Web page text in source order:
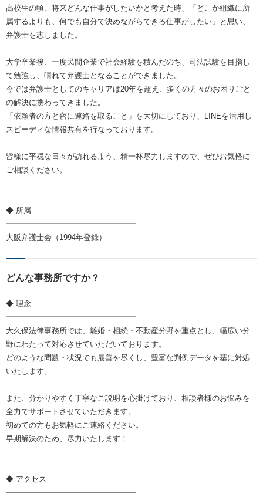
高校生の頃、将来どんな仕事がしたいかと考えた時、「どこか組織に所
属するよりも、何でも自分で決めながらできる仕事がしたい」と思い、
弁護士を志しました。
大学卒業後、一度民間企業で社会経験を積んだのち、司法試験を目指し
て勉強し、晴れて弁護士となることができました。
今では弁護士としてのキャリアは20年を超え、多くの方々のお困りごと
の解決に携わってきました。
「依頼者の方と密に連絡を取ること」を大切にしており、LINEを活用し
スピーディな情報共有を行なっております。
皆様に平穏な日々が訪れるよう、精一杯尽力しますので、ぜひお気軽に
ご相談ください。
◆ 所属
━━━━━━━━━━━━━━━━━
大阪弁護士会（1994年登録）
どんな事務所ですか？
◆ 理念
━━━━━━━━━━━━━━━━━
大久保法律事務所では、離婚・相続・不動産分野を重点とし、幅広い分
野にわたって対応させていただいております。
どのような問題・状況でも最善を尽くし、豊富な判例データを基に対処
いたします。
また、分かりやすく丁寧なご説明を心掛けており、相談者様のお悩みを
全力でサポートさせていただきます。
初めての方もお気軽にご連絡ください。
早期解決のため、尽力いたします！
◆ アクセス
━━━━━━━━━━━━━━━━━